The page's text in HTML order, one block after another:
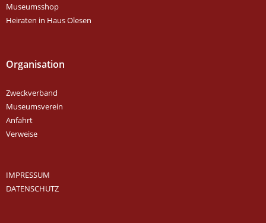
Museumsshop
Heiraten in Haus Olesen
Organisation
Zweckverband
Museumsverein
Anfahrt
Verweise
IMPRESSUM
DATENSCHUTZ